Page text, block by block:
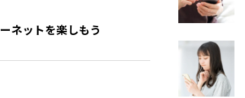
ネットを楽しもう